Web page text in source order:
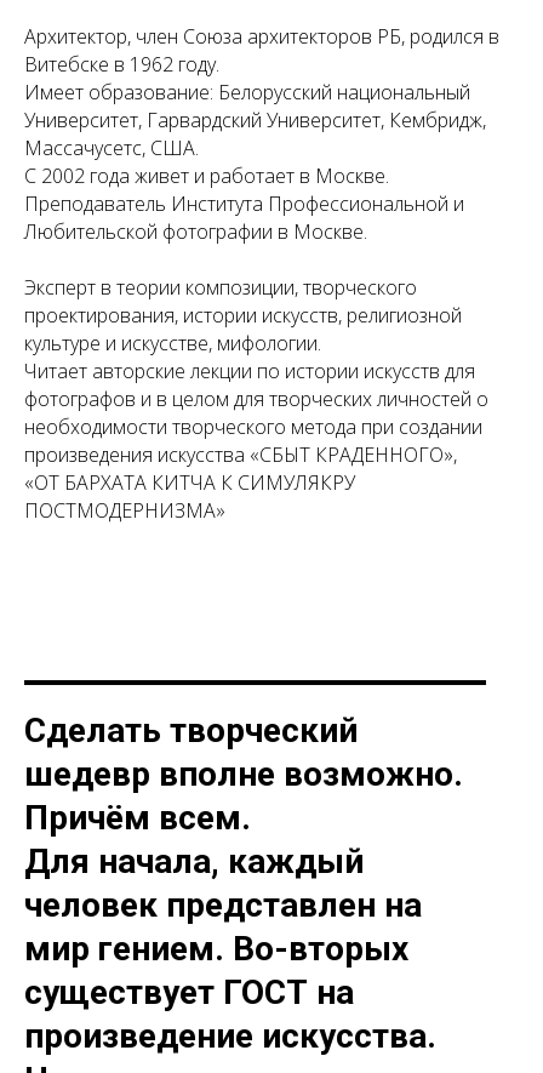
Архитектор, член Союза архитекторов РБ, родился в
Витебске в 1962 году.
Имеет образование: Белорусский национальный
Университет, Гарвардский Университет, Кембридж,
Массачусетс, США.
С 2002 года живет и работает в Москве.
Преподаватель Института Профессиональной и
Любительской фотографии в Москве.
Эксперт в теории композиции, творческого
проектирования, истории искусств, религиозной
культуре и искусстве, мифологии.
Читает авторские лекции по истории искусств для
фотографов и в целом для творческих личностей о
необходимости творческого метода при создании
произведения искусства «СБЫТ КРАДЕННОГО»,
«ОТ БАРХАТА КИТЧА К СИМУЛЯКРУ
ПОСТМОДЕРНИЗМА»
Сделать творческий
шедевр вполне возможно.
Причём всем.
Для начала, каждый
человек представлен на
мир гением. Во-вторых
существует ГОСТ на
произведение искусства.